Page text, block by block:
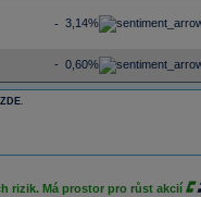
- 3,14%
- 0,60%
ZDE.
rizik. Má prostor pro růst akcií